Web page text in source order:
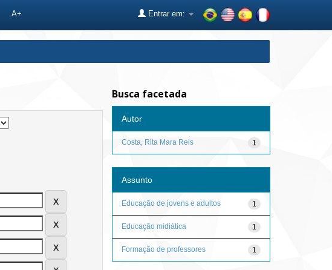
A+ Entrar em:
Busca facetada
Autor
1
Costa, Rita Mara Reis
Assunto
1
Educação de jovens e adultos
1
Educação midiática
1
Formação de professores